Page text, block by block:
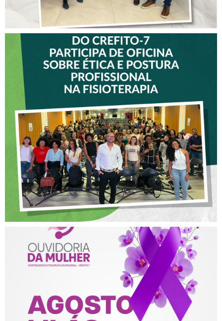
VICE-PRESIDENTE DO
CREFITO-7 PARTICIPA DE
OFICINA SOBRE ÉTICA E
POSTURA PROFISSIONAL
NA FISIOTERAPIA
AGOSTO LILÁS – ACOLHER,
PROTEGER E COMBATER A
VIOLÊNCIA CONTRA A